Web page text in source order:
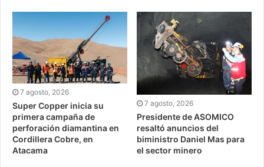
7 agosto, 2026
Super Copper inicia su
primera campaña de
perforación diamantina en
Cordillera Cobre, en
Atacama
7 agosto, 2026
Presidente de ASOMICO
resaltó anuncios del
biministro Daniel Mas para
el sector minero